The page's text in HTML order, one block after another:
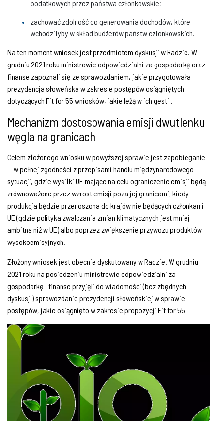
podatkowych przez państwa członkowskie;
zachować zdolność do generowania dochodów, które
wchodziłyby w skład budżetów państw członkowskich.
Na ten moment wniosek jest przedmiotem dyskusji w Radzie. W
grudniu 2021 roku ministrowie odpowiedzialni za gospodarkę oraz
finanse zapoznali się ze sprawozdaniem, jakie przygotowała
prezydencja słoweńska w zakresie postępów osiągniętych
dotyczących Fit for 55 wniosków, jakie leżą w ich gestii.
Mechanizm dostosowania emisji dwutlenku
węgla na granicach
Celem złożonego wniosku w powyższej sprawie jest zapobieganie
— w pełnej zgodności z przepisami handlu międzynarodowego —
sytuacji, gdzie wysiłki UE mające na celu ograniczenie emisji będą
zrównoważone przez wzrost emisji poza jej granicami, kiedy
produkcja będzie przenoszona do krajów nie będących członkami
UE (gdzie polityka zwalczania zmian klimatycznych jest mniej
ambitna niż w UE) albo poprzez zwiększenie przywozu produktów
wysokoemisyjnych.
Złożony wniosek jest obecnie dyskutowany w Radzie. W grudniu
2021 roku na posiedzeniu ministrowie odpowiedzialni za
gospodarkę i finanse przyjęli do wiadomości (bez zbędnych
dyskusji) sprawozdanie prezydencji słoweńskiej w sprawie
postępów, jakie osiągnięto w zakresie propozycji Fit for 55.